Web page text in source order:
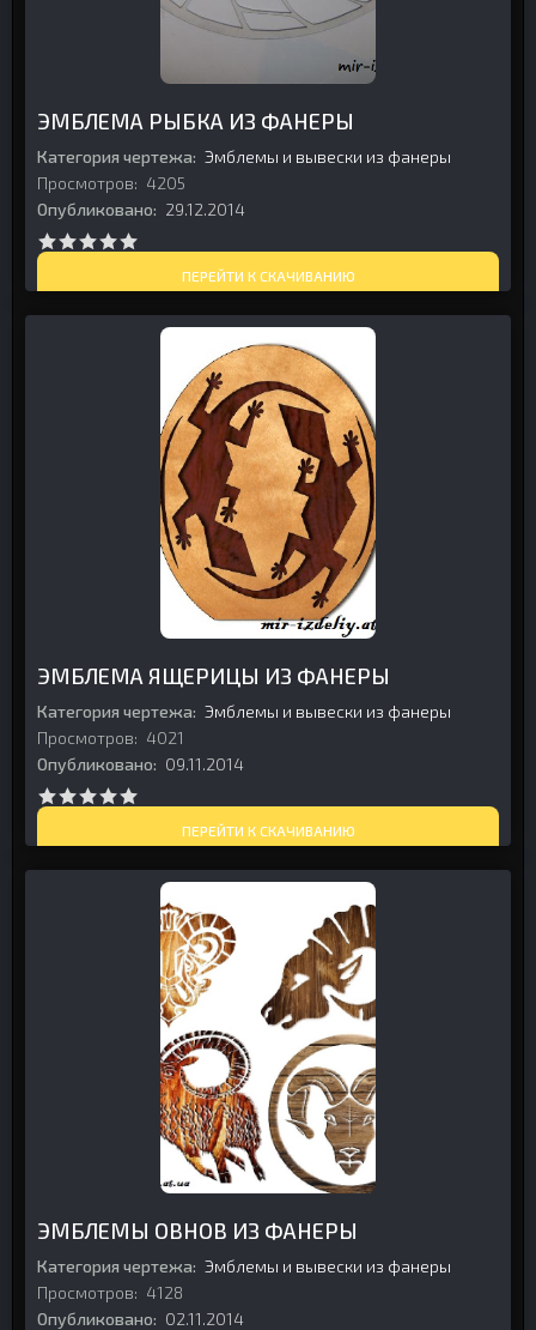
ЭМБЛЕМА РЫБКА ИЗ ФАНЕРЫ
Категория чертежа: Эмблемы и вывески из фанеры
Просмотров: 4205
Опубликовано: 29.12.2014
ПЕРЕЙТИ К СКАЧИВАНИЮ
ЭМБЛЕМА ЯЩЕРИЦЫ ИЗ ФАНЕРЫ
Категория чертежа: Эмблемы и вывески из фанеры
Просмотров: 4021
Опубликовано: 09.11.2014
ПЕРЕЙТИ К СКАЧИВАНИЮ
ЭМБЛЕМЫ ОВНОВ ИЗ ФАНЕРЫ
Категория чертежа: Эмблемы и вывески из фанеры
Просмотров: 4128
Опубликовано: 02.11.2014